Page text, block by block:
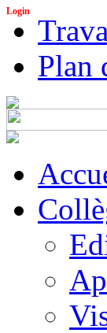
Login
Plan